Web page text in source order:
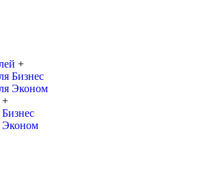
+
Бизнес
Эконом
+
Эконом